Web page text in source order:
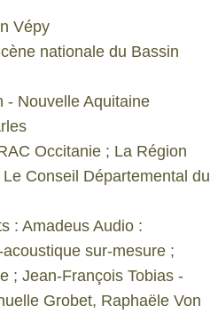
Vépy
nationale du Bassin
- Nouvelle Aquitaine
Occitanie ; La Région
Conseil Départemental du
: Amadeus Audio :
sur-mesure ;
; Jean-François Tobias -
Grobet, Raphaële Von